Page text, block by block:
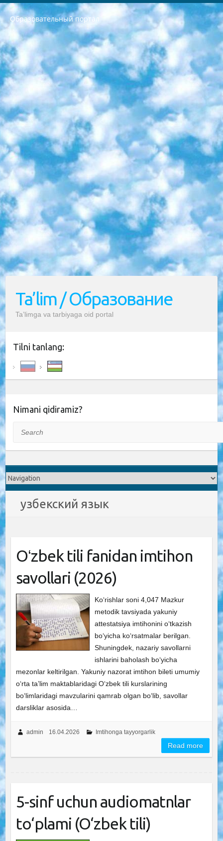
Образовательный портал
РЕСПУБЛИКА УЗБЕКИСТАН МИНИСТРЕРСТВО ДОШКОЛЬНОГО И ШКОЛЬНОГО ОБРАЗОВАНИЯ КОМАНДА в общеобразовательных учреждениях в 2023-2024 учебном году организация и проведение итоговой государственной аттестации обучающихся о Министра дошкольного и школьного образования Республики Узбекистан от 4 марта 2008 года (постановлением Минюста от 20 марта 2008 года № 1778 государственной регистрации) «Итоговое состояние учащихся общего среднего образования на основании положения об утверждении положения об аттестации общего среднего образования выпускной экзамен студентов в образовательных учреждениях в 2023-2024 учебном году В целях организации и прохождения аттестации приказываю: 1. Следующее: перечень предметов, по которым будет проводиться итоговая государственная аттестация и экзамен формы перевода согласно приложению 1; сертификаты международного образца, оценивающие уровень владения иностранными языками перечень согласно приложению 2; 2. Педагогический при специализированных образовательных учреждениях. научно-практический центр квалификации и международной оценки (Д.Давидова) 2024 г. До 25 марта: задания по предметам, по которым будет проводиться итоговая аттестация разработка и утверждение технических условий; итоговая аттестация на основании разработанного предметного задания разработка вопросов по предметам (устно и письменно), экзамен передача; общеобразовательные средние школы и специальные учебные заведения учащиеся выпускных классов школ и интернатов в агентской системе подготовка базы данных экзаменационных материалов и критериев оценки; перевод базы экзаменационных материалов на все языки обучения подать в Республиканский образовательный центр для изготовления; варианты экзаменов на основе разработанных контрольных материалов пусть будут поставлены задачи формирования. 3. Республиканский образовательный центр (Ш.Худайкулов) до 5 апреля 2024 года. до: база данных предоставленных экзаменационных материалов на все языки обучения перевод и экспертиза; для слепых, слабовидящих, глухих, слабослышащих и умственно отсталых детей учащиеся выпускных классов специализированных школ и школ-интернатов база данных экзаменационных материалов на всех преподаваемых языках подготовка критериев оценки; специализированные школы для умственно отсталых детей и технологии для учащихся выпускных классов школ-интернатов разработка соответствующих рекомендаций и критериев проведения ЕГЭ по естествознанию давать задания. 4. Педагогический при специализированных образовательных учреждениях. Научно-практический центр навыков и международной оценки (Д.Давидова), Республика образовательный центр (Худайкулов Ш.) итоговый государственный аттестационный экзамен ориентирован на творческое и логическое мышление при подготовке базы материалов учитывать введение заданий. 5. Следует отметить, что: сертификат государственного образца о знании общеобразовательного предмета и как минимум национальный уровень B1 по предметам на иностранных языках, указанным в Приложении 2. или международно признанный сертификат эквивалентного уровня студенты, изучающие определенный предмет, освобождаются от экзамена; по соответствующим предметам запланирована итоговая государственная аттестация за день до дня, путем жеребьевки Рабочей группой (в письменной форме по предметам, проводимым в форме) из числа сформированных вариантов выбрано 2 варианта; 2 выбранных варианта экзамена анонсированы на официальном сайте министерства и все выпускники по всей стране на основе этих вариантов проводит итоговую государственную аттестацию. 6. Государственное образование учащихся средних общеобразовательных учреждений. знания в соответствии с квалификационными требованиями, которые необходимо приобрести на основании стандартов итоговый (выпускной) контроль для 9 и 11 классов в целях тестирования Экзамены (далее – экзамены) состоят из предметов, перечисленных в приложении 1. будет сделано. 7. Экзамены пройдут с 26 мая по 15 июня 2024 г. (кроме науки физического воспитания). 8. Физическая для учащихся 9 классов общесредних образовательных учреждений. Экзамены по предмету «Образование, квалификация медицина» 1-6 мая 2024 года. сотрудники перевести под присмотр (с отклонениями в физическом или умственном развитии) специализированная школа для детей, школы-интернаты и со сколиозом школы-интернаты санаторного типа для больных детей исключены). 9. Он был слепым, слабовидящим и имел нарушения опорно-двигательного аппарата. экзамены в специализированных школах и интернатах для детей должны проводиться исходя из требований, предъявляемых к общеобразовательным учреждениям (физкультура кроме науки). 10. Специализированная школа для глухих и слабослышащих детей. и экзамены в интернатах и быть реализован в виде письменного теста по математике. 11. Специальность для умственно отсталых детей. Для 9 класса Родной язык и литературное письмо Государственный язык (язык обучения – узбекский). для неклассов) написано Математическое письмо Письменная/устная история Узбекистана Физическое воспитание практично Итоговый контроль Для 11 класса Написание родного языка и литературы (эссе) Математическое письмо Узбекский язык (обучение на узбекском языке) не посещающее общее среднее образование для учреждений)/Образовательное учреждение выбор письменный и устный Иностранный язык письменный/устный Письменная/устная история Узбекистана *По выбору студента:  Химия  Физика  Основы государственного права  География 10 бесплатных образовательных ресурсов - Мы составили подборку онлайн-проектов с интерактивными упражнениями, видеолекциями и статьями. Они помогут вам обрести новые и освежить старые знания бесплатно. 1. «ИНТУИТ» Старейшая образовательная площадка Рунета. Здесь вы найдёте сотни текстовых и видеокурсов на десятки различных тем — от программирования до психологии. Многие курсы подготовлены российскими университетами и крупными международными компаниями вроде Intel и Microsoft. Самостоятельное обучение бесплатное, но желающие могут оплатить услуги персональных наставников. 2. «Смартия» знакомит с актуальными профессиями и подсказывает, как им обучаться. Выбрав заинтересовавшую вас специальность — SMM-специалист, фотограф, веб-дизайнер или другую, — увидите список необходимых для неё умений. Чтобы вы могли освоить их самостоятельно, для каждого умения площадка отображает подборку ссылок на учебные материалы. Хотя «Смартия» ориентируется на русскоязычную аудиторию, часть контента всё же доступна только на английском. 3. «Лекторий Физтеха» Проект Московского физико-технического института (Физтеха). С его помощью вы можете смотреть онлайн серии лекций, записанные на видео в этом вузе. В числе доступных предметов — физика, биология, химия, информационные технологии и другие. К некоторым лекциям администрация ресурса прилагает готовые конспекты, которые можно скачивать в PDF-формате. 4. ITMOcourses Онлайн-площадка Санкт-Петербургского национального исследовательского университета информационных технологий, механики и оптики (ИТМО). Ресурс предоставляет свободный доступ к курсам, разработанным в этом вузе. Каталог материалов разбит на четыре категории: «Оптические системы и технологии», «Приборостроение и робототехника», «Информационные технологии» и «Биотехнологии». Курсы состоят из видеолекций, интерактивных демонстраций и заданий. 5. «КиберЛенинка» Электронная научная библиотека открытого доступа. Каталог площадки регулярно обрастает текстами статей из различных научных изданий. Сгруппированные по журналам и рубрикам публикации можно читать онлайн или скачивать целиком в PDF-формате. Проект нацелен на популяризацию науки за счёт открытого доступа к качественной информации. 6. «ПостНаука» На этом ресурсе публикуют подборки видеолекций, составленные экспертами из разных отраслей и объединённые общими темами. Среди них, к примеру, есть серии «Биоинформатика и геномика», «Культура средневековой Скандинавии» и Cinema Studies о теории кино. Каждая подборка лекций — логически связанная история, рассказанная экспертом от первого лица. Кроме того, на сайте появляются научно-образовательные статьи и тесты на разные темы. 7. «Newочём» Команда проекта «Newочём» отбирает самые интересные тексты из англоязычных СМИ и переводит те из них, за которые голосуют участники сообщества «ВКонтакте». По большей части это научно-популярные статьи. Редакторы придумывают лишь заголовки, в остальном содержание переводов соответствует оригиналам. Полные тексты можно читать прямо в социальной сети. 8. InternetUrok Онлайн-база материалов по основным дисциплинам школьной программы. Информация на сайте структурирована по классам, предметам и темам (урокам). Каждый урок состоит из видеолекций и конспектов. Есть также интерактивные тренажёры и тесты для закрепления пройденного материала. Даже если вы давно окончили школу, возможность повторить программу старших классов всегда может пригодиться. 9. Edutainme Ещё один ресурс об образовании. В отличие от Newtonew, как мне кажется, Edutainme больше ориентируется на представителей индустрии: педагогов, предпринимателей, разработчиков образовательных проектов. Но и любой, кто просто стремится к саморазвитию, найдёт на сайте много полезного и интересного для себя. Например, информацию о новых курсах и образовательных сервисах. 10. Newtonew Онлайн-медиа об образовании и обучении в широком смысле. Авторы Newtonew пишут об инструментах, заведениях, тактиках и стратегиях, которые помогают учить других и получать новые знания самостоятельно. На этой площадке вы найдёте новости, обзоры, аналитические мат
Ta’lim / Образование
Ta’limga va tarbiyaga oid portal
Tilni tanlang:
Nimani qidiramiz?
узбекский язык
Oʻzbek tili fanidan imtihon
savollari (2026)
Ko‘rishlar soni 4,047 Mazkur
metodik tavsiyada yakuniy
attestatsiya imtihonini o‘tkazish
bo‘yicha ko‘rsatmalar berilgan.
Shuningdek, nazariy savollarni
ishlarini baholash bo‘yicha
mezonlar keltirilgan. Yakuniy nazorat imtihon bileti umumiy
o‘rta ta’lim maktablaridagi Oʻzbek tili kurslarining
bo‘limlaridagi mavzularini qamrab olgan bo‘lib, savollar
darsliklar asosida…
admin 16.04.2026 Imtihonga tayyorgarlik
Read more
5-sinf uchun audiomatnlar
to‘plami (O‘zbek tili)